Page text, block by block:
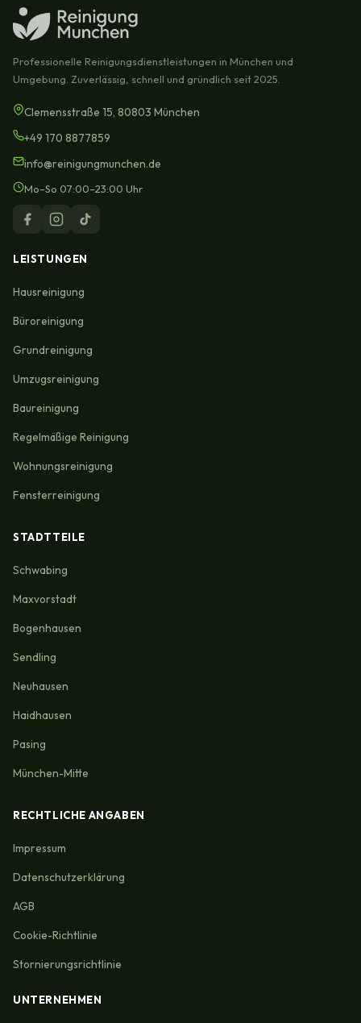
Professionelle Reinigungsdienstleistungen in München und
Umgebung. Zuverlässig, schnell und gründlich seit 2025.
Clemensstraße 15, 80803 München
+49 170 8877859
info@reinigungmunchen.de
Mo–So 07:00–23:00 Uhr
LEISTUNGEN
Hausreinigung
Büroreinigung
Grundreinigung
Umzugsreinigung
Baureinigung
Regelmäßige Reinigung
Wohnungsreinigung
Fensterreinigung
STADTTEILE
Schwabing
Maxvorstadt
Bogenhausen
Sendling
Neuhausen
Haidhausen
Pasing
München-Mitte
RECHTLICHE ANGABEN
Impressum
Datenschutzerklärung
AGB
Cookie-Richtlinie
Stornierungsrichtlinie
UNTERNEHMEN